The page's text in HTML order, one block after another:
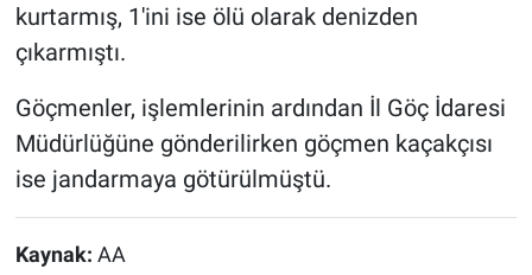
kurtarmış, 1'ini ise ölü olarak denizden
çıkarmıştı.
Göçmenler, işlemlerinin ardından İl Göç İdaresi
Müdürlüğüne gönderilirken göçmen kaçakçısı
ise jandarmaya götürülmüştü.
Kaynak: AA